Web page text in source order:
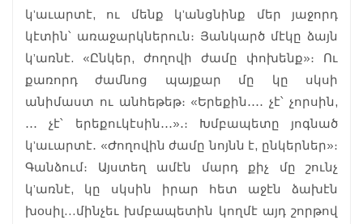
կ’աւարտէ, ու մենք կ’անցնինք մեր յաջորդ
կէտին՝ առաջարկներուն։ Յանկարծ մէկը ձայն
կ’առնէ. «Ընկեր, ժողովի ժամը փոխենք»։ Ու
քառորդ ժամնոց պայքար մը կը սկսի
անիմաստ ու անհեթեթ։ «Երեքին․․․․ չէ՝ չորսին,
․․․ չէ՝ երեքուկէսին․․․»․։ Խմբապետը յոգնած
կ’աւարտէ․ «Ժողովին ժամը նոյնն է, ընկերներ»։
Գանձում։ Այստեղ ամէն մարդ քիչ մը շունչ
կ’առնէ, կը սկսին իրար հետ աջէն ձախէն
խoսիլ…մինչեւ խմբապետին կողմէ այդ շորթով